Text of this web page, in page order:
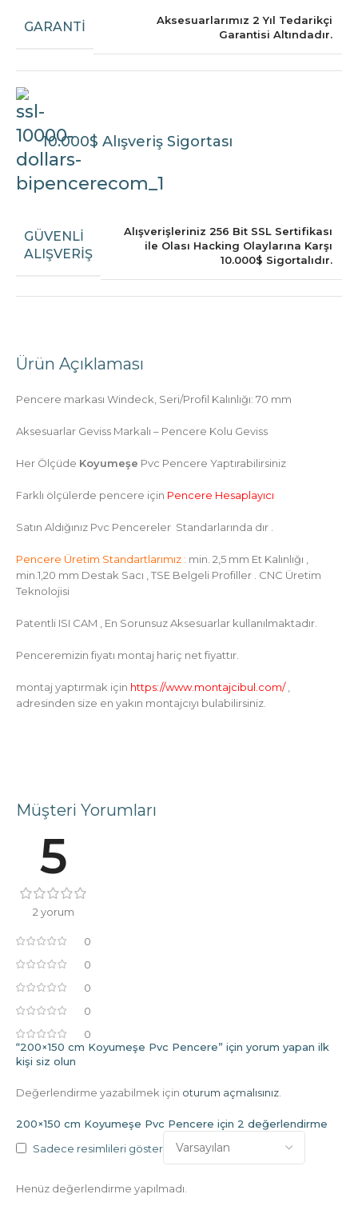
Ürün Açıklaması
Pencere markası Windeck, Seri/Profil Kalınlığı: 70 mm
Aksesuarlar Geviss Markalı – Pencere Kolu Geviss
Her Ölçüde Koyumeşe Pvc Pencere Yaptırabilirsiniz
Farklı ölçülerde pencere için Pencere Hesaplayıcı
Satın Aldığınız Pvc Pencereler Standarlarında dır .
Pencere Üretim Standartlarımız : min. 2,5 mm Et Kalınlığı ,
min.1,20 mm Destak Sacı , TSE Belgeli Profiller . CNC Üretim
Teknolojisi
Patentli ISI CAM , En Sorunsuz Aksesuarlar kullanılmaktadır.
Penceremizin fiyatı montaj hariç net fiyattır.
montaj yaptırmak için https://www.montajcibul.com/,
adresinden size en yakın montajcıyı bulabilirsiniz.
GARANTI
Aksesuarlarımız 2 Yıl Tedarikçi
Garantisi Altındadır.
10.000$ Alışveriş Sigortası
GÜVENLI
ALIŞVERIŞ
Alışverişleriniz 256 Bit SSL Sertifikası
ile Olası Hacking Olaylarına Karşı
10.000$ Sigortalıdır.
Müşteri Yorumları
5
2 yorum
0
0
0
0
0
200×150 cm Koyumeşe Pvc Pencere için 2 değerlendirme
Sadece resimlileri göster
Henüz değerlendirme yapılmadı.
“200×150 cm Koyumeşe Pvc Pencere” için yorum yapan ilk
kişi siz olun
Değerlendirme yazabilmek için oturum açmalısınız